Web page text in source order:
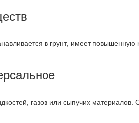
в грунт, имеет
газов или сыпучих